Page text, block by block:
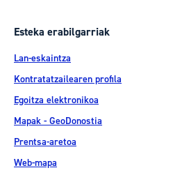
Esteka erabilgarriak
Lan-eskaintza
Kontratatzailearen profila
Egoitza elektronikoa
Mapak - GeoDonostia
Prentsa-aretoa
Web-mapa